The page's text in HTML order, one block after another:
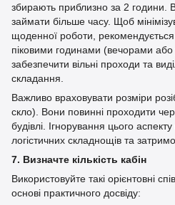
збирають приблизно за 2 години.
займати більше часу. Щоб
щоденної роботи,
піковими годинами (вечорами або
забезпечити вільні проходи та
складання.
Важливо враховувати розміри
скло). Вони повинні проходити
будівлі. Ігнорування цього
логістичних складнощів та
7. Визначте кількість кабін
Використовуйте такі орієнтовні
основі практичного досвіду: